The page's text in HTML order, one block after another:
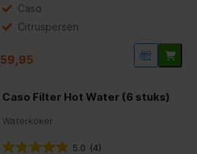
Caso
Citruspersen
59,95
Caso Filter Hot Water (6 stuks)
Waterkoker
5.0 (4)